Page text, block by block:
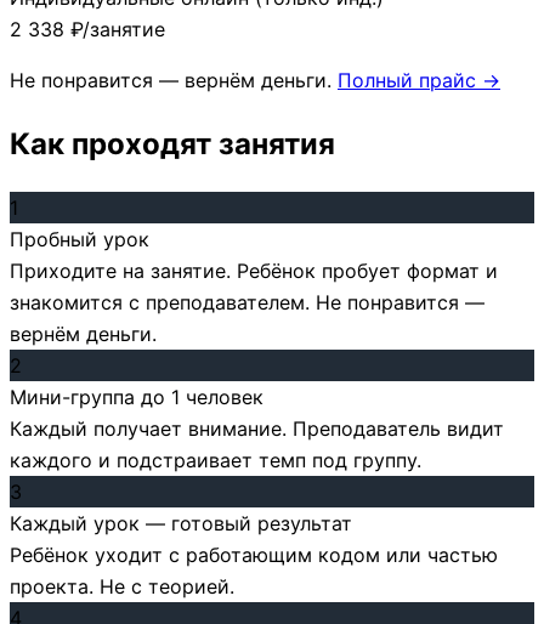
2 338 ₽/занятие
Не понравится — вернём деньги. Полный прайс →
Как проходят занятия
1
Пробный урок
Приходите на занятие. Ребёнок пробует формат и
знакомится с преподавателем. Не понравится —
вернём деньги.
2
Мини-группа до 1 человек
Каждый получает внимание. Преподаватель видит
каждого и подстраивает темп под группу.
3
Каждый урок — готовый результат
Ребёнок уходит с работающим кодом или частью
проекта. Не с теорией.
4